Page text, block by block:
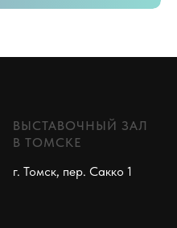
ВЫСТАВОЧНЫЙ ЗАЛ
В ТОМСКЕ
г. Томск, пер. Сакко 1